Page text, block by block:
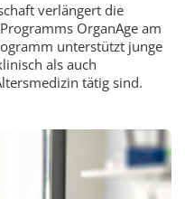
verlängert die
OrganAge am
unterstützt junge
als auch
tätig sind.